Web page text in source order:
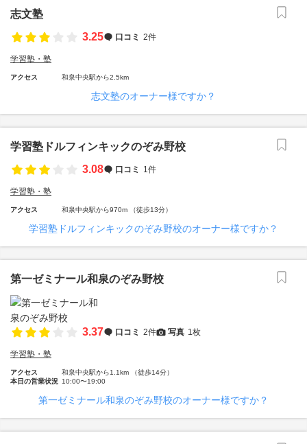
志文塾
3.25
口コミ 2件
学習塾・塾
アクセス 和泉中央駅から2.5km
志文塾のオーナー様ですか？
学習塾ドルフィンキックのぞみ野校
3.08
口コミ 1件
学習塾・塾
アクセス 和泉中央駅から970m （徒歩13分）
学習塾ドルフィンキックのぞみ野校のオーナー様ですか？
第一ゼミナール和泉のぞみ野校
3.37 口コミ 2件 写真 1枚
学習塾・塾
アクセス
和泉中央駅から1.1km （徒歩14分）
本日の営業状況 10:00〜19:00
第一ゼミナール和泉のぞみ野校のオーナー様ですか？